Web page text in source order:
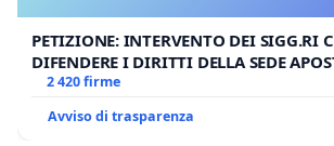
PETIZIONE: INTERVENTO DEI SIGG.RI
DIFENDERE I DIRITTI DELLA SEDE
UDG)
2 420 firme
Avviso di trasparenza